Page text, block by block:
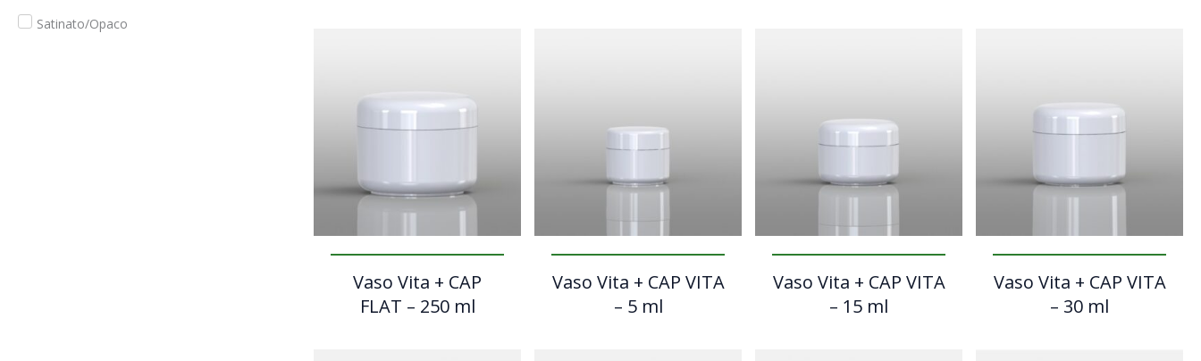
Satinato/Opaco
Vaso Vita + CAP
FLAT – 250 ml
Vaso Vita + CAP VITA
– 5 ml
Vaso Vita + CAP VITA
– 15 ml
Vaso Vita + CAP VITA
– 30 ml